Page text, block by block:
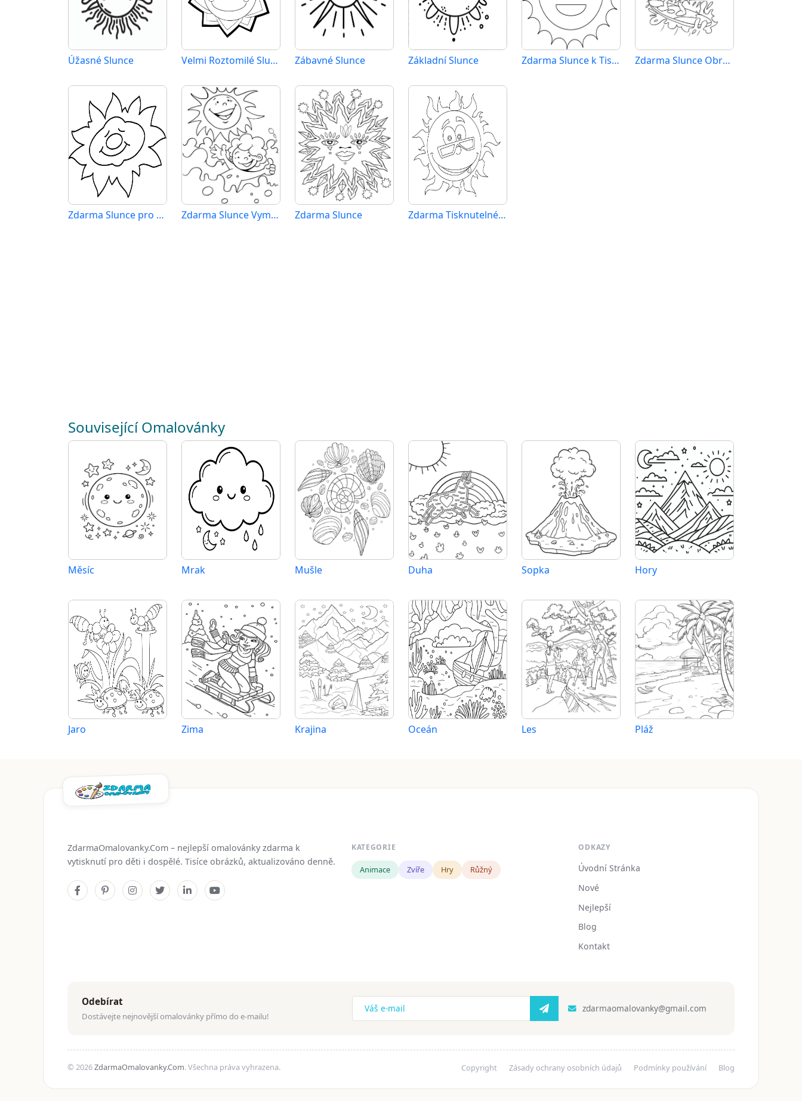
Úžasné Slunce Velmi Roztomilé Slunce Zábavné Slunce Základní Slunce Zdarma Slunce k Tisku pro Děti Zdarma Slunce Obrázek
Zdarma Slunce pro Malé Děti Zdarma Slunce Vymalovatelné Zdarma Slunce Zdarma Tisknutelné Slunce
Související Omalovánky
Měsíc Mrak Mušle Duha Sopka Hory
Jaro Zima Krajina Oceán Les Pláž
ZdarmaOmalovanky.Com – nejlepší omalovánky zdarma k
vytisknutí pro děti i dospělé. Tisíce obrázků, aktualizováno denně.
KATEGORIE
Animace Zvíře Hry Růžný
ODKAZY
Úvodní Stránka
Nové
Nejlepší
Blog
Kontakt
Odebírat
Dostávejte nejnovější omalovánky přímo do e-mailu!
zdarmaomalovanky@gmail.com
© 2026ZdarmaOmalovanky.Com. Všechna práva vyhrazena. Copyright Zásady ochrany osobních údajů Podmínky používání Blog